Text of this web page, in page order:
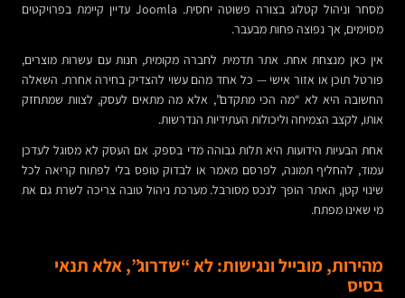
מסחר וניהול קטלוג בצורה פשוטה יחסית. Joomla עדיין קיימת בפרויקטים
מסוימים, אך נפוצה פחות מבעבר.
אין כאן מנצחת אחת. אתר תדמית לחברה מקומית, חנות עם עשרות מוצרים,
פורטל תוכן או אזור אישי — כל אחד מהם עשוי להצדיק בחירה אחרת. השאלה
החשובה היא לא “מה הכי מתקדם”, אלא מה מתאים לעסק, לצוות שמתחזק
אותו, לקצב הצמיחה וליכולות העתידיות הנדרשות.
אחת הבעיות הידועות היא תלות גבוהה מדי בספק. אם העסק לא מסוגל לעדכן
עמוד, להחליף תמונה, לפרסם מאמר או לבדוק טופס בלי לפתוח קריאה לכל
שינוי קטן, האתר הופך לנכס מסורבל. מערכת ניהול טובה צריכה לשרת גם את
מי שאינו מפתח.
מהירות, מובייל ונגישות: לא “שדרוג”, אלא תנאי
בסיס